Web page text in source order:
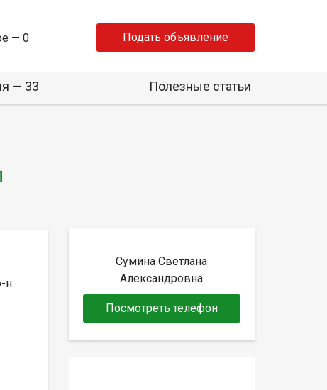
— 0 Подать объявление
— 33 Полезные статьи
н
Сумина Светлана
Александровна
Посмотреть телефон